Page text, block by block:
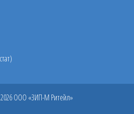
ООО «ЗИП-М Ритейл»